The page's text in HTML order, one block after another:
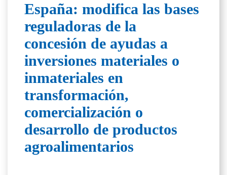
España: modifica las bases
reguladoras de la
concesión de ayudas a
inversiones materiales o
inmateriales en
transformación,
comercialización o
desarrollo de productos
agroalimentarios